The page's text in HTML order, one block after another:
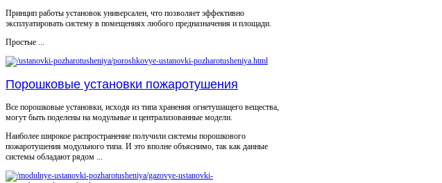
Принцип работы установок универсален, что позволяет эффективно
эксплуатировать систему в помещениях любого предназначения и площади.
Простые ...
Порошковые установки пожаротушения
Все порошковые установки, исходя из типа хранения огнетушащего вещества,
могут быть поделены на модульные и централизованные модели.
Наиболее широкое распространение получили системы порошкового
пожаротушения модульного типа. И это вполне объяснимо, так как данные
системы обладают рядом ...